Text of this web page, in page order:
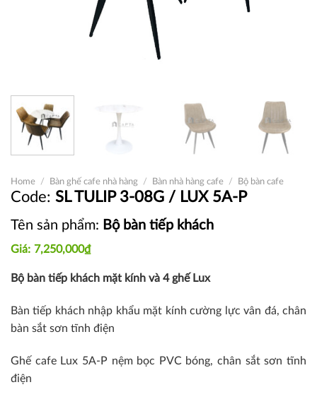
Home / Bàn ghế cafe nhà hàng / Bàn nhà hàng cafe / Bộ bàn cafe
SL TULIP 3-08G / LUX 5A-P
Tên sản phẩm: Bộ bàn tiếp khách
7,250,000₫
Bộ bàn tiếp khách mặt kính và 4 ghế Lux
Bàn tiếp khách nhập khẩu mặt kính cường lực vân đá, chân
bàn sắt sơn tĩnh điện
Ghế cafe Lux 5A-P nệm bọc PVC bóng, chân sắt sơn tĩnh
điện